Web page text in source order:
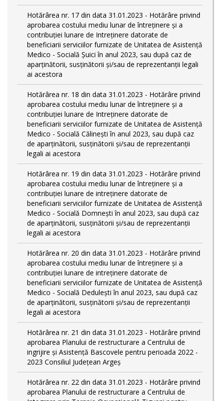
Hotărârea nr. 17 din data 31.01.2023 - Hotărâre privind
aprobarea costului mediu lunar de întreţinere şi a
contribuţiei lunare de Intreţinere datorate de
beneficiarii serviciilor furnizate de Unitatea de Asistenţă
Medico - Socială Şuici în anul 2023, sau după caz de
aparţinătorii, susţinătorii şi/sau de reprezentanţii legali
ai acestora
Hotărârea nr. 18 din data 31.01.2023 - Hotărâre privind
aprobarea costului mediu lunar de întreţinere şi a
contribuţiei lunare de Intreţinere datorate de
beneficiarii serviciilor furnizate de Unitatea de Asistenţă
Medico - Socială Călineşti în anul 2023, sau după caz
de aparţinătorii, susţinătorii şi/sau de reprezentanţii
legali ai acestora
Hotărârea nr. 19 din data 31.01.2023 - Hotărâre privind
aprobarea costului mediu lunar de întreţinere şi a
contribuţiei lunare de intreţinere datorate de
beneficiarii serviciilor furnizate de Unitatea de Asistenţă
Medico - Socială Domneşti în anul 2023, sau după caz
de aparţinătorii, susţinătorii şi/sau de reprezentanţii
legali ai acestora
Hotărârea nr. 20 din data 31.01.2023 - Hotărâre privind
aprobarea costului mediu lunar de întreţinere şi a
contribuţiei lunare de intreţinere datorate de
beneficiarii serviciilor furnizate de Unitatea de Asistenţă
Medico - Socială Deduleşti în anul 2023, sau după caz
de aparţinătorii, susţinătorii şi/sau de reprezentanţii
legali ai acestora
Hotărârea nr. 21 din data 31.01.2023 - Hotărâre privind
aprobarea Planului de restructurare a Centrului de
ingrijire şi Asistenţă Bascovele pentru perioada 2022 -
2023 Consiliul Judeţean Argeş
Hotărârea nr. 22 din data 31.01.2023 - Hotărâre privind
aprobarea Planului de restructurare a Centrului de